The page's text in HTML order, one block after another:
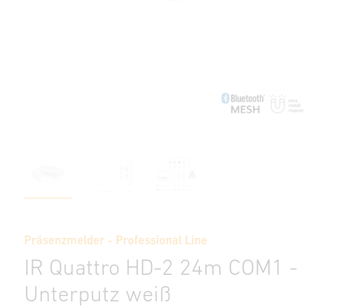
Präsenzmelder - Professional Line
IR Quattro HD-2 24m COM1 -
Unterputz weiß